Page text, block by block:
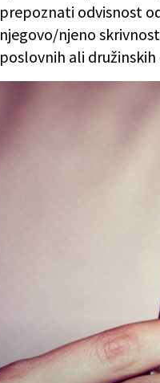
prepoznati odvisnost
njegovo/njeno
poslovnih ali